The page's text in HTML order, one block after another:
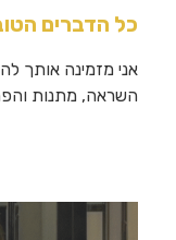
כל הדברים
אני מזמינה אותך
השראה, מתנות